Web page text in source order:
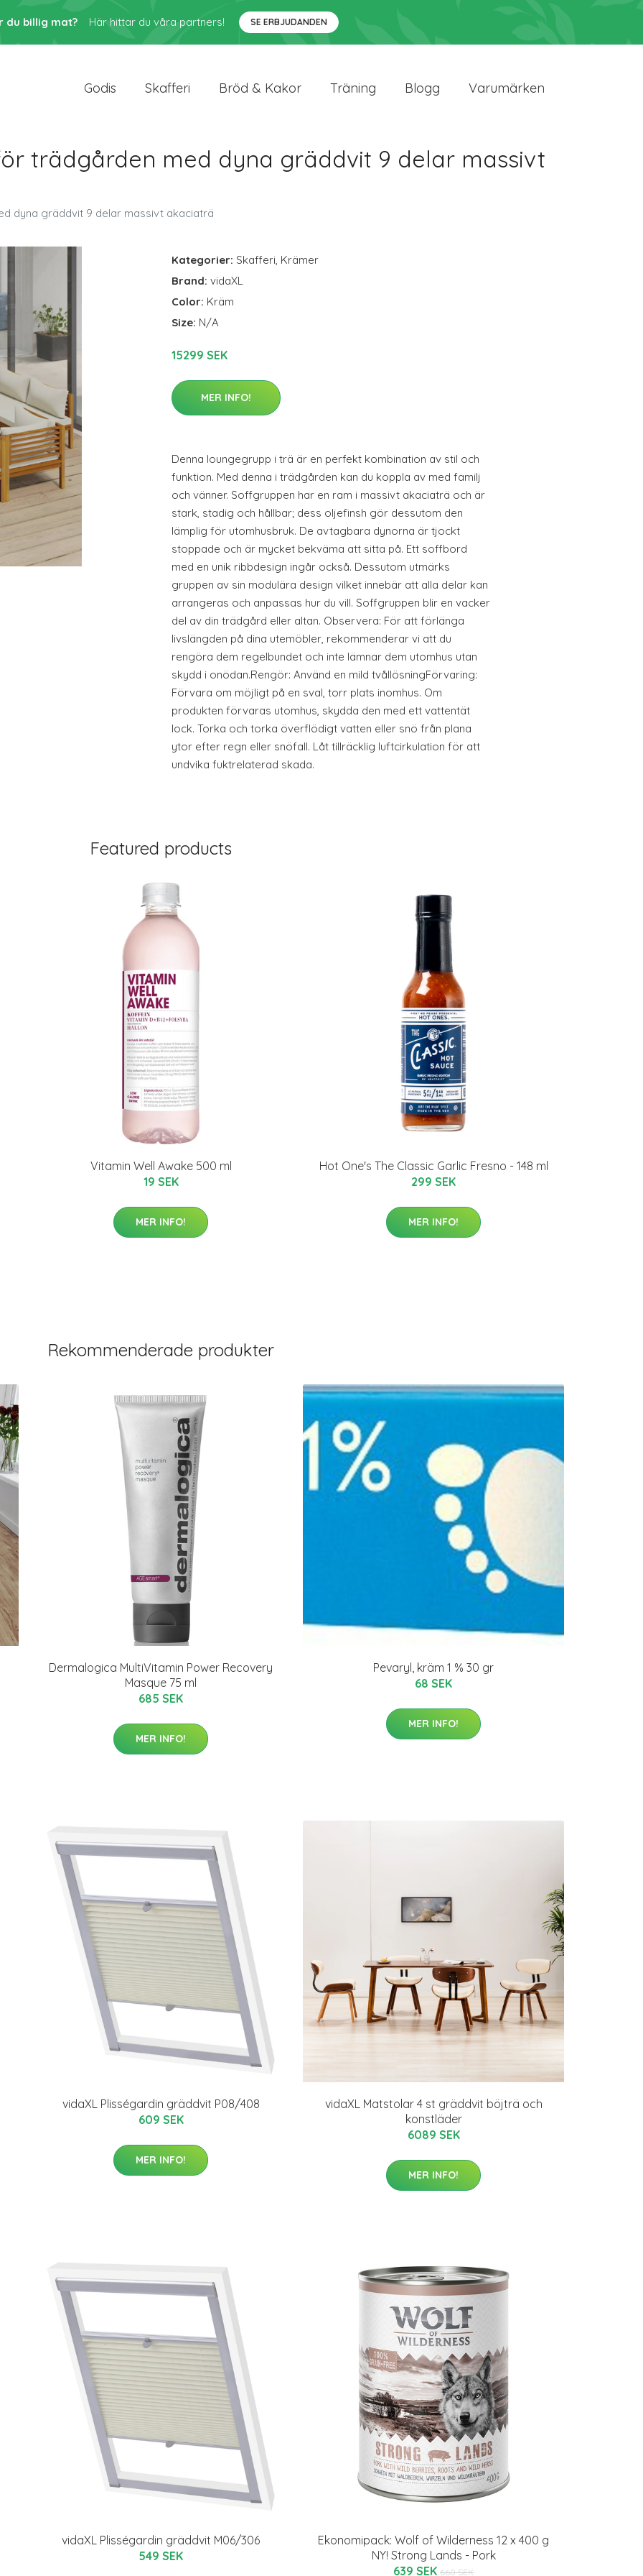
du billig mat? Här hittar du våra partners! SE ERBJUDANDEN
Godis Skafferi Bröd & Kakor Träning Blogg Varumärken
trädgården med dyna gräddvit 9 delar massivt
dyna gräddvit 9 delar massivt akaciaträ
Kategorier: Skafferi, Krämer
Brand: vidaXL
Color: Kräm
Size: N/A
15299 SEK
MER INFO!
Denna loungegrupp i trä är en perfekt kombination av stil och
funktion. Med denna i trädgården kan du koppla av med familj
och vänner. Soffgruppen har en ram i massivt akaciaträ och är
stark, stadig och hållbar; dess oljefinsh gör dessutom den
lämplig för utomhusbruk. De avtagbara dynorna är tjockt
stoppade och är mycket bekväma att sitta på. Ett soffbord
med en unik ribbdesign ingår också. Dessutom utmärks
gruppen av sin modulära design vilket innebär att alla delar kan
arrangeras och anpassas hur du vill. Soffgruppen blir en vacker
del av din trädgård eller altan. Observera: För att förlänga
livslängden på dina utemöbler, rekommenderar vi att du
rengöra dem regelbundet och inte lämnar dem utomhus utan
skydd i onödan.Rengör: Använd en mild tvållösningFörvaring:
Förvara om möjligt på en sval, torr plats inomhus. Om
produkten förvaras utomhus, skydda den med ett vattentät
lock. Torka och torka överflödigt vatten eller snö från plana
ytor efter regn eller snöfall. Låt tillräcklig luftcirkulation för att
undvika fuktrelaterad skada.
Featured products
Vitamin Well Awake 500 ml
19 SEK
MER INFO!
Hot One's The Classic Garlic Fresno - 148 ml
299 SEK
MER INFO!
Rekommenderade produkter
Dermalogica MultiVitamin Power Recovery
Masque 75 ml
685 SEK
MER INFO!
Pevaryl, kräm 1 % 30 gr
68 SEK
MER INFO!
vidaXL Plisségardin gräddvit P08/408
609 SEK
MER INFO!
vidaXL Matstolar 4 st gräddvit böjträ och
konstläder
6089 SEK
MER INFO!
vidaXL Plisségardin gräddvit M06/306
549 SEK
Ekonomipack: Wolf of Wilderness 12 x 400 g
NY! Strong Lands - Pork
639 SEK 660 SEK